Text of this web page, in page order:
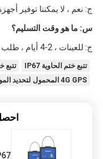
ج: نعم ، لا يمكننا توفير
س: ما هو وقت التسليم؟
ج: للعينات ، 2-4 أيام ، طلب بالجملة ، 7-15 يومًا بشكل عام
تتبع ختم الحاوية IP67
تتبع
4G GPS المحمول لتحديد المواقع IP67